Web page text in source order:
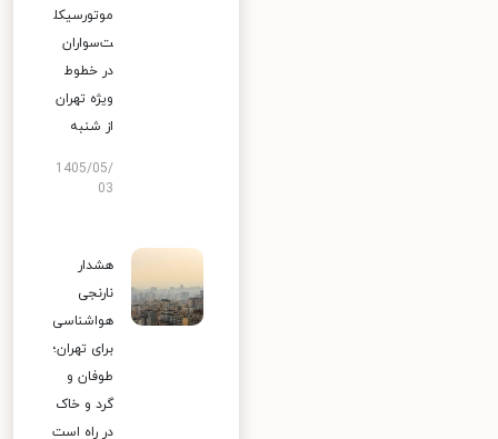
موتورسیکل
ت‌سواران
در خطوط
ویژه تهران
از شنبه
1405/05/
03
هشدار
نارنجی
هواشناسی
برای تهران؛
طوفان و
گرد و خاک
در راه است